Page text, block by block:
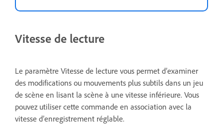
Vitesse de lecture
Le paramètre Vitesse de lecture vous permet d’examiner
des modifications ou mouvements plus subtils dans un jeu
de scène en lisant la scène à une vitesse inférieure. Vous
pouvez utiliser cette commande en association avec la
vitesse d’enregistrement réglable.